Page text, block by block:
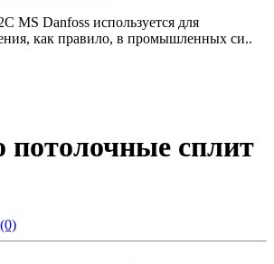
MS Danfoss используется для
как правило, в промышленных си..
потолочные сплит